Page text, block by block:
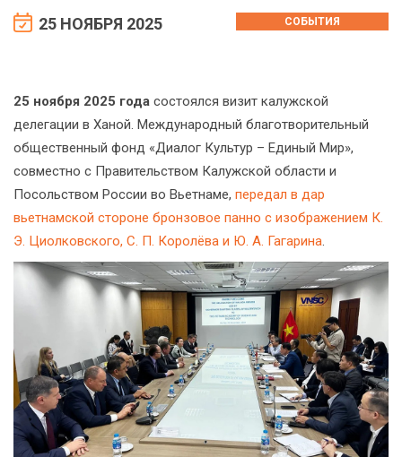
25 НОЯБРЯ 2025 СОБЫТИЯ
25 ноября 2025 года состоялся визит калужской
делегации в Ханой. Международный благотворительный
общественный фонд «Диалог Культур – Единый Мир»,
совместно с Правительством Калужской области и
Посольством России во Вьетнаме, передал в дар
вьетнамской стороне бронзовое панно с изображением К.
Э. Циолковского, С. П. Королёва и Ю. А. Гагарина.